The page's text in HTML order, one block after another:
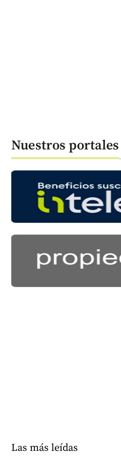
Nuestros portales
Las más leídas